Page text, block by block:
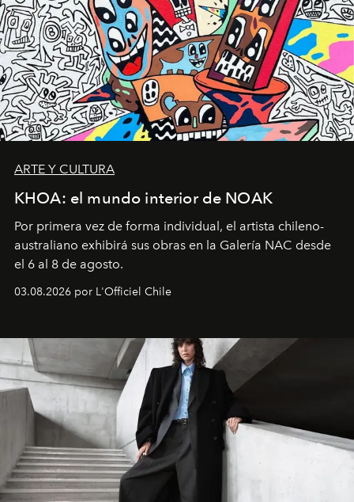
ARTE Y CULTURA
KHOA: el mundo interior de NOAK
Por primera vez de forma individual, el artista chileno-
australiano exhibirá sus obras en la Galería NAC desde
el 6 al 8 de agosto.
03.08.2026 por L'Officiel Chile